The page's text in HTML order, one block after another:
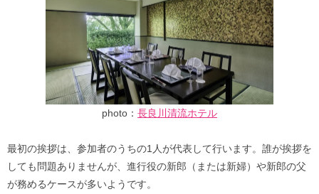
photo： 長良川清流ホテル
最初の挨拶は、参加者のうちの1人が代表して行います。誰が挨拶を
しても問題ありませんが、進行役の新郎（または新婦）や新郎の父
が務めるケースが多いようです。